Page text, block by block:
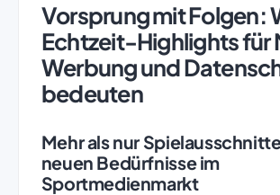
Vorsprung mit Folgen:
Echtzeit-Highlights für
Werbung und
bedeuten
Mehr als nur
neuen Bedürfnisse im
Sportmedienmarkt